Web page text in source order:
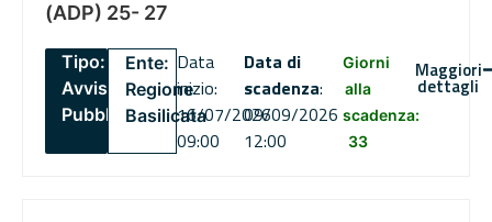
(ADP) 25- 27
Tipo:
Avviso
Pubblico
Ente:
Regione
Basilicata
Data
inizio:
16/07/2026
09:00
Data di
scadenza:
09/09/2026
12:00
Giorni
alla
scadenza:
33
Maggiori
dettagli